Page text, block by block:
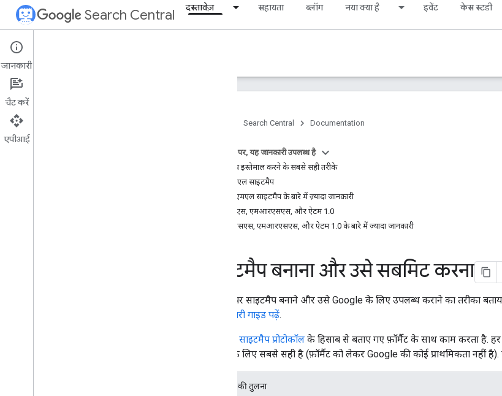
Search Central दस्तावेज़ सहायता ब्लॉग नया क्या है इवेंट केस स्टडी
Documentation
शुरुआती जानकारी
निर्देश
Search Central Documentation
इस पेज पर, यह जानकारी उपलब्ध है
साइटमैप इस्तेमाल करने के सबसे सही तरीके
एक्सएमएल साइटमैप
एक्सएमएल साइटमैप के बारे में ज़्यादा जानकारी
आरएसएस, एमआरएसएस, और ऐटम 1.0
आरएसएस, एमआरएसएस, और ऐटम 1.0 के बारे में ज़्यादा जानकारी
साइटमैप बनाना और उसे सबमिट करना
इस पेज पर साइटमैप बनाने और उसे Google के लिए उपलब्ध कराने का तरीका
पहले हमारी गाइड पढ़ें.
साइटमैप प्रोटोकॉल के हिसाब से बताए गए फ़ॉर्मैट के साथ काम करता है.
सेटअप के लिए सबसे सही है (फ़ॉर्मैट को लेकर Google की कोई प्राथमिकता नहीं
साइटमैप की तुलना
जानकारी
चैट करें
एपीआई